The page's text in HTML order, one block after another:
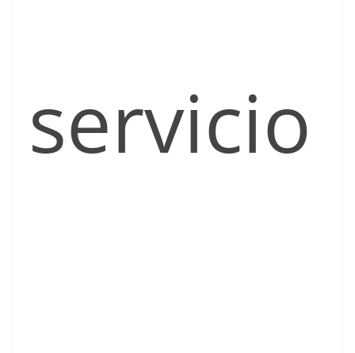
servicio